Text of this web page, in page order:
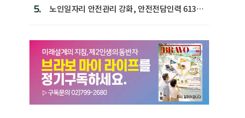
5.
노인일자리 안전관리 강화, 안전전담인력 613명